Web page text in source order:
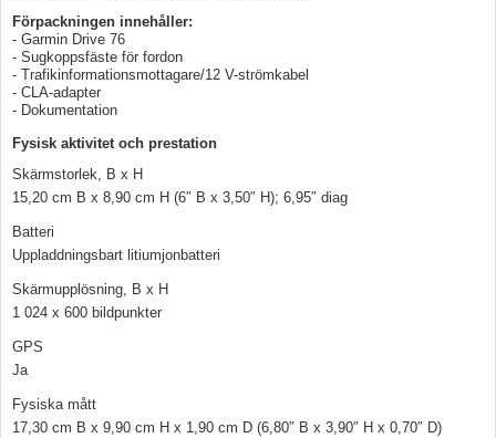
Förpackningen innehåller:
- Garmin Drive 76
- Sugkoppsfäste för fordon
- Trafikinformationsmottagare/12 V-strömkabel
- CLA-adapter
- Dokumentation
Fysisk aktivitet och prestation
Skärmstorlek, B x H
15,20 cm B x 8,90 cm H (6″ B x 3,50″ H); 6,95″ diag
Batteri
Uppladdningsbart litiumjonbatteri
Skärmupplösning, B x H
1 024 x 600 bildpunkter
GPS
Ja
Fysiska mått
17,30 cm B x 9,90 cm H x 1,90 cm D (6,80″ B x 3,90″ H x 0,70″ D)